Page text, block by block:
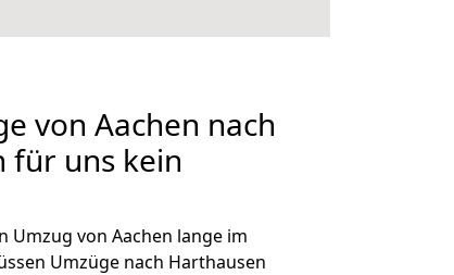
von Aachen nach
für uns kein
Umzug von Aachen lange im
Umzüge nach Harthausen